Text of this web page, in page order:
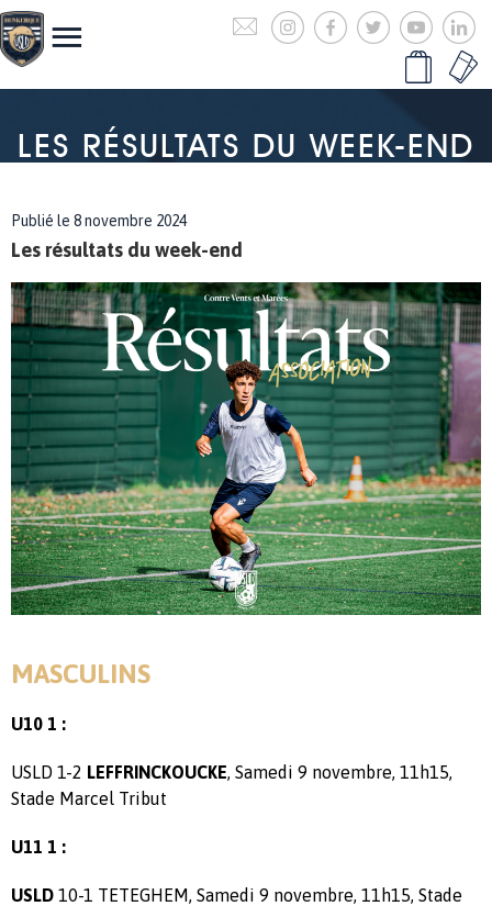
LES RÉSULTATS DU WEEK-END
Publié le 8 novembre 2024
Les résultats du week-end
MASCULINS
U10 1 :
USLD 1-2 LEFFRINCKOUCKE , Samedi 9 novembre, 11h15,
Stade Marcel Tribut
U11 1 :
USLD 10-1 TETEGHEM, Samedi 9 novembre, 11h15, Stade